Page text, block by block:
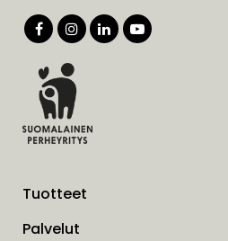
Tuotteet
Palvelut